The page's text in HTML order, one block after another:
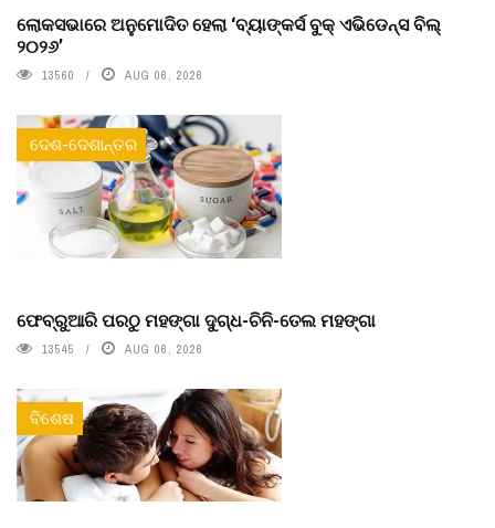
ଲୋକସଭାରେ ଅନୁମୋଦିତ ହେଲା ‘ବ୍ୟାଙ୍କର୍ସ ବୁକ୍ ଏଭିଡେନ୍ସ ବିଲ୍
୨୦୨୬’
13560 AUG 06, 2026
ଦେଶ-ଦେଶାନ୍ତର
ଫେବ୍ରୁଆରି ପରଠୁ ମହଙ୍ଗା ଦୁଗ୍ଧ-ଚିନି-ତେଲ ମହଙ୍ଗା
13545 AUG 06, 2026
ବିଶେଷ